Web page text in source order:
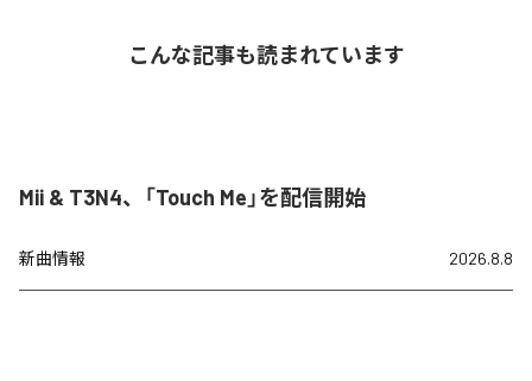
こんな記事も読まれています
Mii & T3N4、「Touch Me」を配信開始
新曲情報 2026.8.8